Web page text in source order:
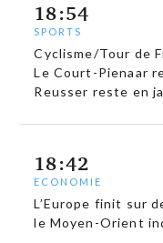
18:54
SPORTS
Cyclisme/Tour de
Le Court-Pienaar
Reusser reste en
18:42
ECONOMIE
L’Europe finit sur
le Moyen-Orient